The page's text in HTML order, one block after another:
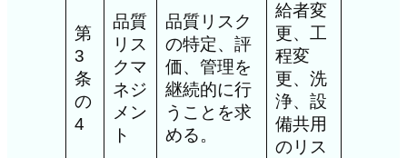
第
3
条
の
4
品質
リス
クマ
ネジ
メン
ト
品質リスク
の特定、評
価、管理を
継続的に行
うことを求
める。
給者変
更、工
程変
更、洗
浄、設
備共用
のリス